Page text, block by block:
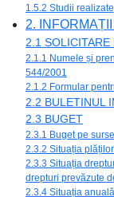
1.5.2 Studii realizate
2.
2.1
2.1.1 Numele și
544/2001
2.1.2 Formular
2.2 BULETINUL
2.3 BUGET
2.3.1 Buget pe
2.3.2 Situația
2.3.3 Situația
drepturi prevăzute
2.3.4 Situația